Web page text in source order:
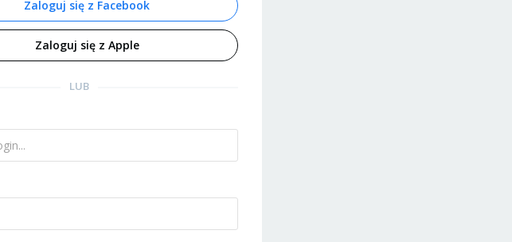
Zaloguj się z Facebook
Zaloguj się z Apple
LUB